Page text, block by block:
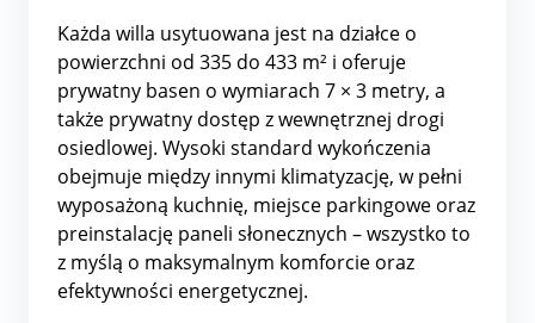
Każda willa usytuowana jest na działce o
powierzchni od 335 do 433 m² i oferuje
prywatny basen o wymiarach 7 × 3 metry, a
także prywatny dostęp z wewnętrznej drogi
osiedlowej. Wysoki standard wykończenia
obejmuje między innymi klimatyzację, w pełni
wyposażoną kuchnię, miejsce parkingowe oraz
preinstalację paneli słonecznych – wszystko to
z myślą o maksymalnym komforcie oraz
efektywności energetycznej.